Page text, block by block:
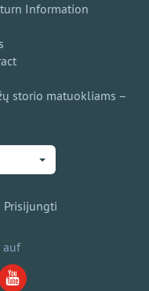
Information
storio matuokliams –
Prisijungti
auf